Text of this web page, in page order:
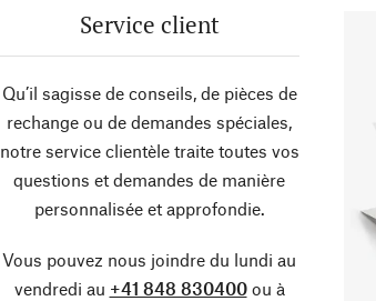
Service client
Qu’il sagisse de conseils, de pièces de
rechange ou de demandes spéciales,
notre service clientèle traite toutes vos
questions et demandes de manière
personnalisée et approfondie.
Vous pouvez nous joindre du lundi au
vendredi au +41 848 830400ou à